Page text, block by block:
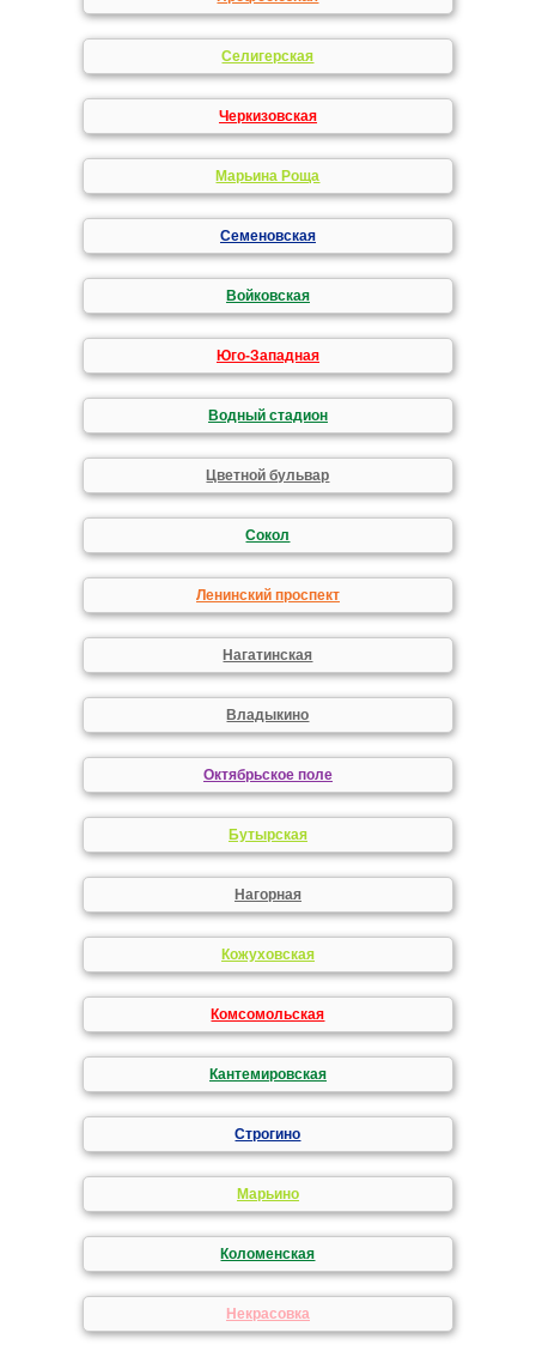
Селигерская
Черкизовская
Марьина Роща
Семеновская
Войковская
Юго-Западная
Водный стадион
Цветной бульвар
Сокол
Ленинский проспект
Нагатинская
Владыкино
Октябрьское поле
Бутырская
Нагорная
Кожуховская
Комсомольская
Кантемировская
Строгино
Марьино
Коломенская
Некрасовка